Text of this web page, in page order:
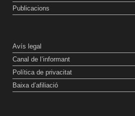
Publicacions
Avís legal
Canal de l’informant
Política de privacitat
Baixa d’afiliació